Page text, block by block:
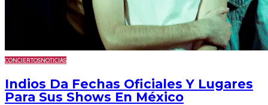
CONCIERTOSNOTICIAS
Indios Da Fechas Oficiales Y Lugares
Para Sus Shows En México